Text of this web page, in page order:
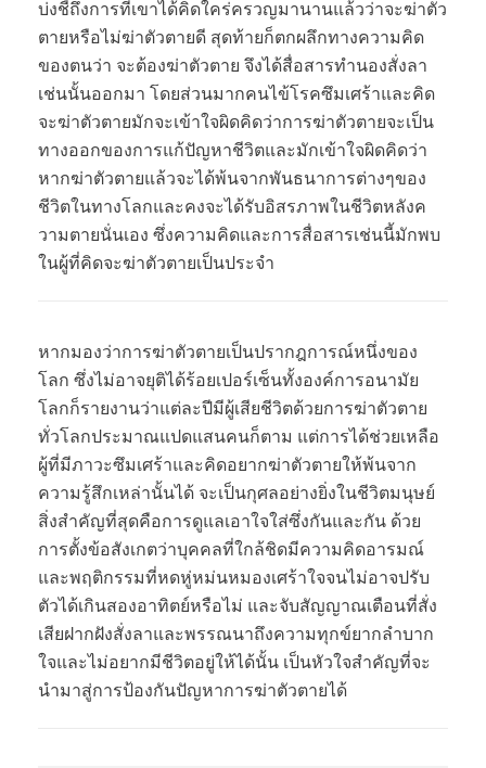
บ่งชี้ถึงการที่เขาได้คิดใคร่ครวญมานานแล้วว่าจะฆ่าตัว
ตายหรือไม่ฆ่าตัวตายดี สุดท้ายก็ตกผลึกทางความคิด
ของตนว่า จะต้องฆ่าตัวตาย จึงได้สื่อสารทำนองสั่งลา
เช่นนั้นออกมา โดยส่วนมากคนไข้โรคซึมเศร้าและคิด
จะฆ่าตัวตายมักจะเข้าใจผิดคิดว่าการฆ่าตัวตายจะเป็น
ทางออกของการแก้ปัญหาชีวิตและมักเข้าใจผิดคิดว่า
หากฆ่าตัวตายแล้วจะได้พ้นจากพันธนาการต่างๆของ
ชีวิตในทางโลกและคงจะได้รับอิสรภาพในชีวิตหลังค
วามตายนั่นเอง ซึ่งความคิดและการสื่อสารเช่นนี้มักพบ
ในผู้ที่คิดจะฆ่าตัวตายเป็นประจำ
หากมองว่าการฆ่าตัวตายเป็นปรากฎการณ์หนึ่งของ
โลก ซึ่งไม่อาจยุติได้ร้อยเปอร์เซ็นทั้งองค์การอนามัย
โลกก็รายงานว่าแต่ละปีมีผู้เสียชีวิตด้วยการฆ่าตัวตาย
ทั่วโลกประมาณแปดแสนคนก็ตาม แต่การได้ช่วยเหลือ
ผู้ที่มีภาวะซึมเศร้าและคิดอยากฆ่าตัวตายให้พ้นจาก
ความรู้สึกเหล่านั้นได้ จะเป็นกุศลอย่างยิ่งในชีวิตมนุษย์
สิ่งสำคัญที่สุดคือการดูแลเอาใจใส่ซึ่งกันและกัน ด้วย
การตั้งข้อสังเกตว่าบุคคลที่ใกล้ชิดมีความคิดอารมณ์
และพฤติกรรมที่หดหู่หม่นหมองเศร้าใจจนไม่อาจปรับ
ตัวได้เกินสองอาทิตย์หรือไม่ และจับสัญญาณเตือนที่สั่ง
เสียฝากฝังสั่งลาและพรรณนาถึงความทุกข์ยากลำบาก
ใจและไม่อยากมีชีวิตอยู่ให้ได้นั้น เป็นหัวใจสำคัญที่จะ
นำมาสู่การป้องกันปัญหาการฆ่าตัวตายได้